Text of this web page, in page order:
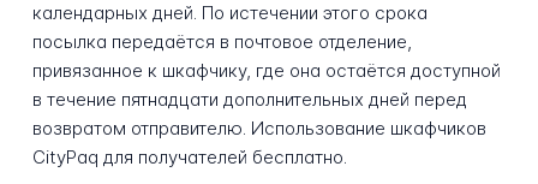
календарных дней. По истечении этого срока
посылка передаётся в почтовое отделение,
привязанное к шкафчику, где она остаётся доступной
в течение пятнадцати дополнительных дней перед
возвратом отправителю. Использование шкафчиков
CityPaq для получателей бесплатно.